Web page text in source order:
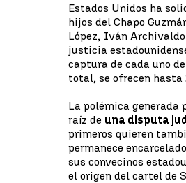
Estados Unidos ha
hijos del Chapo
López, Iván
justicia
captura de cada uno
total, se ofrecen hasta
La polémica
raíz de una disputa
primeros quieren
permanece
sus convecinos
el origen del cartel de